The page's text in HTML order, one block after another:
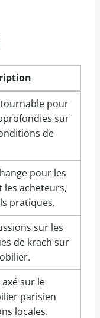
pour
sur
de
pour les
les acheteurs,
pratiques.
sur les
de krach sur
sur le
parisien
locales.